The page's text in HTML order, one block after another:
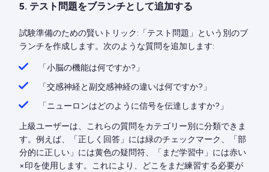
5. テスト問題をブランチとして追加する
試験準備のための賢いトリック:「テスト問題」という別のブ
ランチを作成します。次のような質問を追加します:
「小脳の機能は何ですか?」
「交感神経と副交感神経の違いは何ですか?」
「ニューロンはどのように信号を伝達しますか?」
上級ユーザーは、これらの質問をカテゴリー別に分類できま
す。例えば、「正しく回答」には緑のチェックマーク、「部
分的に正しい」には黄色の疑問符、「まだ学習中」には赤い
×印を使用します。これにより、どこをまだ練習する必要が